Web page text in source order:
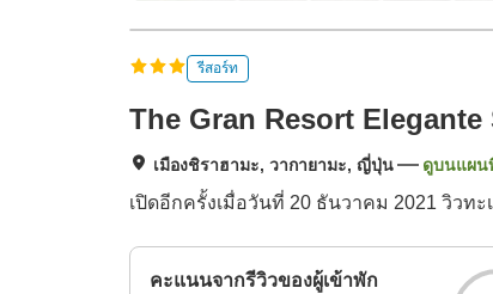
รีสอร์ท
The Gran Resort Elegante
เมืองชิราฮามะ, วากายามะ, ญี่ปุ่น ดูบนแผน
เปิดอีกครั้งเมื่อวันที่ 20 ธันวาคม 2021 วิวท
คะแนนจากรีวิวของผู้เข้าพัก